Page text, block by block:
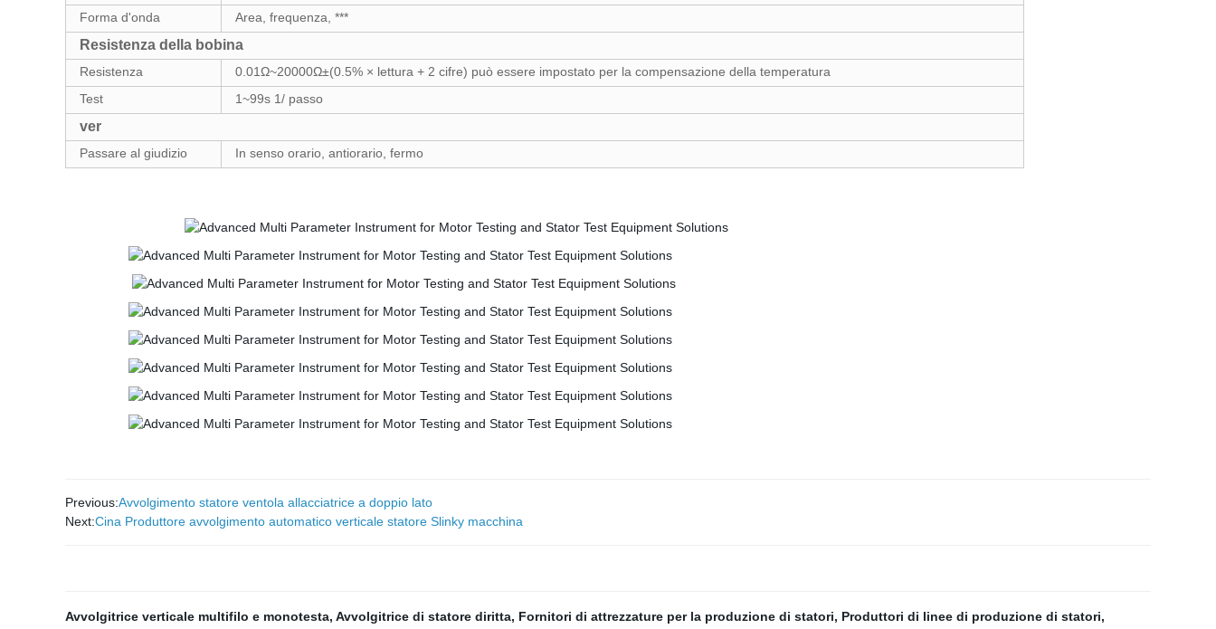
Forma d'onda
Area, frequenza, ***
Resistenza della bobina
Resistenza 0.01Ω~20000Ω±(0.5% × lettura + 2 cifre) può essere impostato per la compensazione della temperatura
Test
1~99s 1/ passo
ver
Passare al giudizio In senso orario, antiorario, fermo
Previous:Avvolgimento statore ventola allacciatrice a doppio lato
Next:Cina Produttore avvolgimento automatico verticale statore Slinky macchina
Avvolgitrice verticale multifilo e monotesta, Avvolgitrice di statore diritta, Fornitori di attrezzature per la produzione di statori, Produttori di linee di produzione di statori,